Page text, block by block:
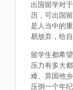
出国留学对
历，可出国
是人当中的
易放弃，给
留学生都希
压力有多大
难、异国他
压倒一个年